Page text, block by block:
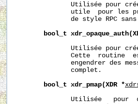
Utilisée pour
utile  pour les
de style RPC
bool_t
Utilisée pour
Cette  routine
engendrer des
              complet.
bool_t xdr_pmap(XDR *
Utilisée   pour